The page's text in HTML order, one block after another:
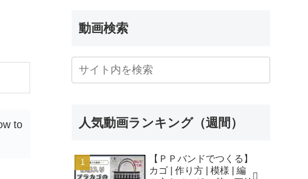
to
動画検索
人気動画ランキング（週間）
【ＰＰバンドでつくる】
カゴ | 作り方 | 模様 | 編